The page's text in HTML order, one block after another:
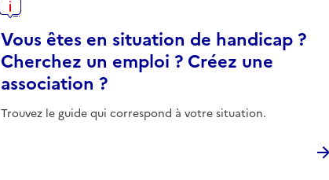
Vous êtes en situation de handicap ?
Cherchez un emploi ? Créez une
association ?
Trouvez le guide qui correspond à votre situation.